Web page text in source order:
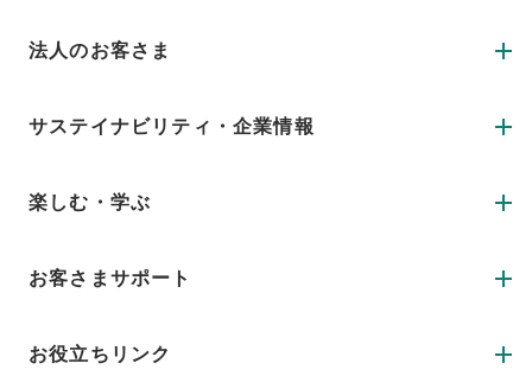
法人のお客さま
サステイナビリティ・企業情報
楽しむ・学ぶ
お客さまサポート
お役立ちリンク